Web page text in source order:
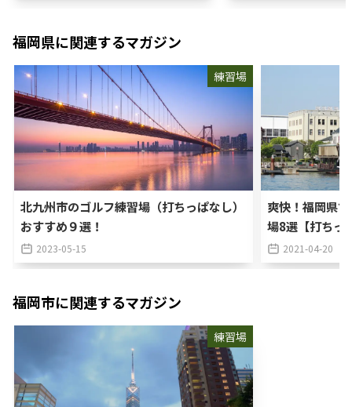
福岡県に関連するマガジン
練習場
北九州市のゴルフ練習場（打ちっぱなし）
おすすめ９選！
2023-05-15
爽快！福岡県
場8選【打ちっ
2021-04-20
福岡市に関連するマガジン
練習場